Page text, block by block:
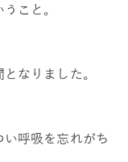
こと。
なりました。
呼吸を忘れがち